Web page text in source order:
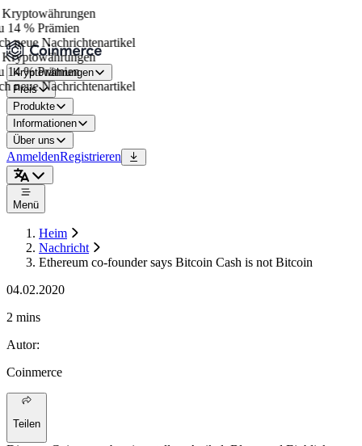
% Prämien
neue Nachrichtenartikel
% Prämien
neue Nachrichtenartikel
Kryptowährungen
Preis
Produkte
Informationen
Über uns
AnmeldenRegistrieren
Menü
Heim
Nachricht
Ethereum co-founder says Bitcoin Cash is not Bitcoin
04.02.2020
2 mins
Autor:
Coinmerce
Teilen